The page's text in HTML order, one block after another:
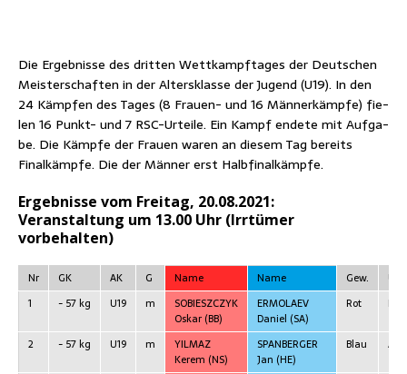
Die Ergeb­nis­se des drit­ten Wett­kampf­ta­ges der Deut­schen
Meis­ter­schaf­ten in der Alters­klas­se der Jugend (U19). In den
24 Kämp­fen des Tages (8 Frau­en- und 16 Män­ner­kämp­fe) fie­
len 16 Punkt- und 7 RSC-Urtei­le. Ein Kampf ende­te mit Auf­ga­
be. Die Kämp­fe der Frau­en waren an die­sem Tag bereits
Final­kämp­fe. Die der Män­ner erst Halbfinalkämpfe.
Ergeb­nis­se vom Frei­tag, 20.08.2021:
Ver­an­stal­tung um 13.00 Uhr (Irr­tü­mer
vorbehalten)
Nr GK AK G Name Name Gew.
1
- 57 kg U19 m
SOBIESZCZYK
Oskar (BB)
ERMOLAEV
Dani­el (SA)
Rot RSC
2 - 57 kg U19 m
YILMAZ
Kerem (NS)
SPANBERGER
Jan (HE)
Blau ABD